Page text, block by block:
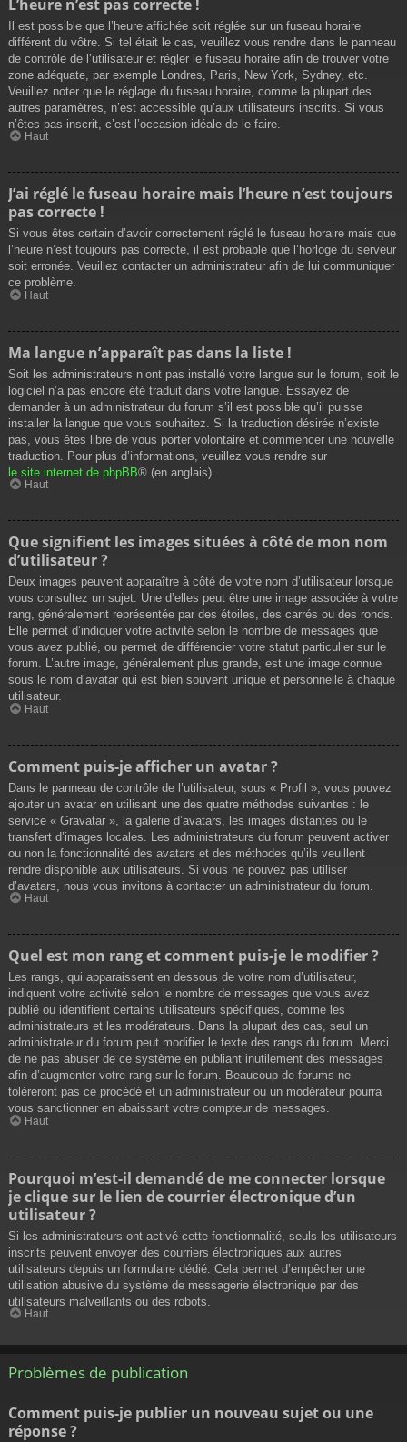
L’heure n’est pas correcte !
Il est possible que l’heure affichée soit réglée sur un fuseau horaire
différent du vôtre. Si tel était le cas, veuillez vous rendre dans le panneau
de contrôle de l’utilisateur et régler le fuseau horaire afin de trouver votre
zone adéquate, par exemple Londres, Paris, New York, Sydney, etc.
Veuillez noter que le réglage du fuseau horaire, comme la plupart des
autres paramètres, n’est accessible qu’aux utilisateurs inscrits. Si vous
n’êtes pas inscrit, c’est l’occasion idéale de le faire.
Haut
J’ai réglé le fuseau horaire mais l’heure n’est toujours
pas correcte !
Si vous êtes certain d’avoir correctement réglé le fuseau horaire mais que
l’heure n’est toujours pas correcte, il est probable que l’horloge du serveur
soit erronée. Veuillez contacter un administrateur afin de lui communiquer
ce problème.
Haut
Ma langue n’apparaît pas dans la liste !
Soit les administrateurs n’ont pas installé votre langue sur le forum, soit le
logiciel n’a pas encore été traduit dans votre langue. Essayez de
demander à un administrateur du forum s’il est possible qu’il puisse
installer la langue que vous souhaitez. Si la traduction désirée n’existe
pas, vous êtes libre de vous porter volontaire et commencer une nouvelle
traduction. Pour plus d’informations, veuillez vous rendre sur
le site internet de phpBB® (en anglais).
Haut
Que signifient les images situées à côté de mon nom
d’utilisateur ?
Deux images peuvent apparaître à côté de votre nom d’utilisateur lorsque
vous consultez un sujet. Une d’elles peut être une image associée à votre
rang, généralement représentée par des étoiles, des carrés ou des ronds.
Elle permet d’indiquer votre activité selon le nombre de messages que
vous avez publié, ou permet de différencier votre statut particulier sur le
forum. L’autre image, généralement plus grande, est une image connue
sous le nom d’avatar qui est bien souvent unique et personnelle à chaque
utilisateur.
Haut
Comment puis-je afficher un avatar ?
Dans le panneau de contrôle de l’utilisateur, sous « Profil », vous pouvez
ajouter un avatar en utilisant une des quatre méthodes suivantes : le
service « Gravatar », la galerie d’avatars, les images distantes ou le
transfert d’images locales. Les administrateurs du forum peuvent activer
ou non la fonctionnalité des avatars et des méthodes qu’ils veuillent
rendre disponible aux utilisateurs. Si vous ne pouvez pas utiliser
d’avatars, nous vous invitons à contacter un administrateur du forum.
Haut
Quel est mon rang et comment puis-je le modifier ?
Les rangs, qui apparaissent en dessous de votre nom d’utilisateur,
indiquent votre activité selon le nombre de messages que vous avez
publié ou identifient certains utilisateurs spécifiques, comme les
administrateurs et les modérateurs. Dans la plupart des cas, seul un
administrateur du forum peut modifier le texte des rangs du forum. Merci
de ne pas abuser de ce système en publiant inutilement des messages
afin d’augmenter votre rang sur le forum. Beaucoup de forums ne
toléreront pas ce procédé et un administrateur ou un modérateur pourra
vous sanctionner en abaissant votre compteur de messages.
Haut
Pourquoi m’est-il demandé de me connecter lorsque
je clique sur le lien de courrier électronique d’un
utilisateur ?
Si les administrateurs ont activé cette fonctionnalité, seuls les utilisateurs
inscrits peuvent envoyer des courriers électroniques aux autres
utilisateurs depuis un formulaire dédié. Cela permet d’empêcher une
utilisation abusive du système de messagerie électronique par des
utilisateurs malveillants ou des robots.
Haut
Problèmes de publication
Comment puis-je publier un nouveau sujet ou une
réponse ?